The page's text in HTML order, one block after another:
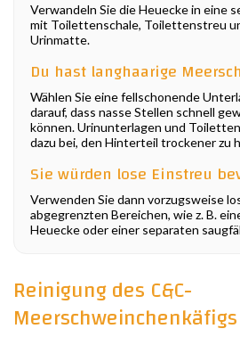
Verwandeln Sie die Heuecke in eine
mit Toilettenschale, Toilettenstreu
Urinmatte.
Du hast langhaarige
Wählen Sie eine fellschonende
darauf, dass nasse Stellen schnell
können. Urinunterlagen und
dazu bei, den Hinterteil trockener zu
Sie würden lose Einstreu
Verwenden Sie dann vorzugsweise
abgegrenzten Bereichen, wie z. B.
Heuecke oder einer separaten
Reinigung des C&C-